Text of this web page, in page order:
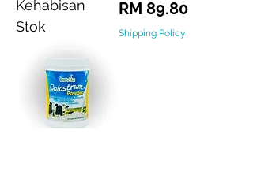
Kehabisan
Stok
Harga
RM 89.80
Shipping Policy